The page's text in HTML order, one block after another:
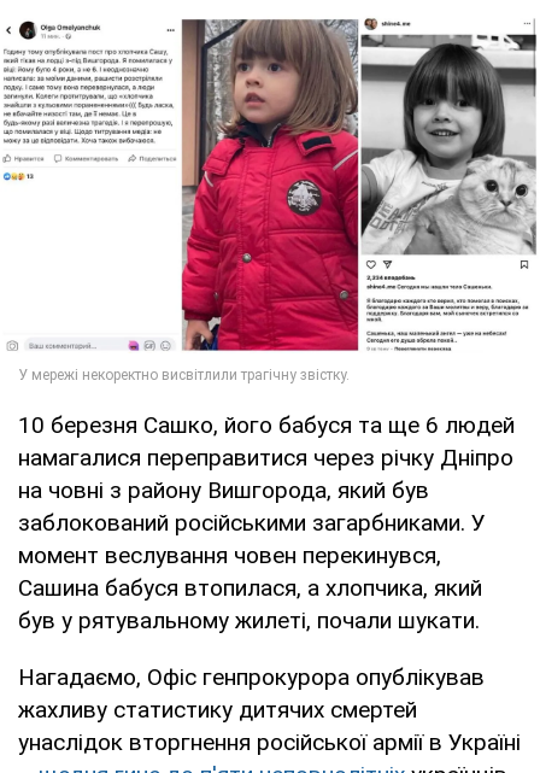
10 березня Сашко, його бабуся та ще 6 людей
намагалися переправитися через річку Дніпро
на човні з району Вишгорода, який був
заблокований російськими загарбниками. У
момент веслування човен перекинувся,
Сашина бабуся втопилася, а хлопчика, який
був у рятувальному жилеті, почали шукати.
Нагадаємо, Офіс генпрокурора опублікував
жахливу статистику дитячих смертей
унаслідок вторгнення російської армії в Україні